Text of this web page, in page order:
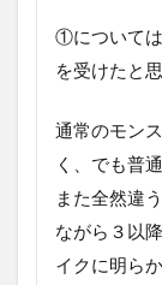
①について
を受けたと
通常のモン
く、でも普
また全然違
ながら３以
イクに明ら